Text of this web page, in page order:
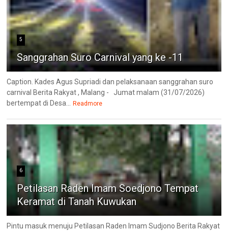
5
Sanggrahan Suro Carnival yang ke -11
Caption. Kades Agus Supriadi dan pelaksanaan sanggrahan suro
carnival Berita Rakyat , Malang - Jumat malam (31/07/2026)
bertempat di Desa... Readmore
6
Petilasan Raden Imam Soedjono Tempat
Keramat di Tanah Kuwukan
Pintu masuk menuju Petilasan Raden Imam Sudjono Berita Rakyat